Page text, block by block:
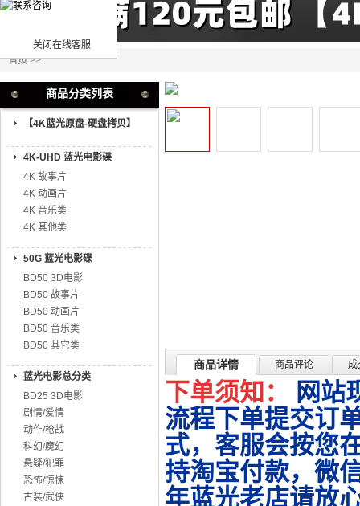
关闭在线客服
首页>>
商品分类列表
【4K蓝光原盘-硬盘拷贝】
4K-UHD 蓝光电影碟
4K 故事片
4K 动画片
4K 音乐类
4K 其他类
50G 蓝光电影碟
BD50 3D电影
BD50 故事片
BD50 动画片
BD50 音乐类
BD50 其它类
蓝光电影总分类
BD25 3D电影
剧情/爱情
动作/枪战
科幻/魔幻
悬疑/犯罪
恐怖/惊悚
古装/武侠
商品详情 商品评论 成
下单须知：
网站
流程下单提交订
式，客服会按您
持淘宝付款，微
年蓝光老店请放